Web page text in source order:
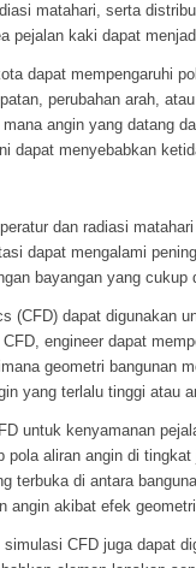
matahari, serta
pejalan kaki dapat
dapat mempengaruhi
perubahan arah,
angin yang datang
dapat menyebabkan
dan radiasi
dapat mengalami
bayangan yang
(CFD) dapat digunakan
engineer dapat
geometri bangunan
yang terlalu tinggi atau
untuk kenyamanan
pola aliran angin di
terbuka di antara
angin akibat efek
CFD juga dapat